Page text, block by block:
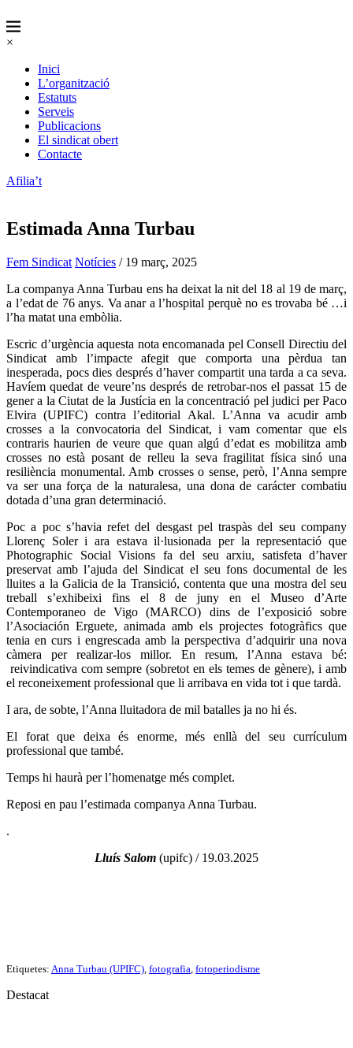
×
Inici
L’organització
Estatuts
Serveis
Publicacions
El sindicat obert
Contacte
Afilia’t
Estimada Anna Turbau
Fem Sindicat Notícies / 19 març, 2025
La companya Anna Turbau ens ha deixat la nit del 18 al 19 de març,
a l’edat de 76 anys. Va anar a l’hospital perquè no es trovaba bé …i
l’ha matat una embòlia.
Escric d’urgència aquesta nota encomanada pel Consell Directiu del
Sindicat amb l’impacte afegit que comporta una pèrdua tan
inesperada, pocs dies després d’haver compartit una tarda a ca seva.
Havíem quedat de veure’ns després de retrobar-nos el passat 15 de
gener a la Ciutat de la Justícia en la concentració pel judici per Paco
Elvira (UPIFC) contra l’editorial Akal. L’Anna va acudir amb
crosses a la convocatoria del Sindicat, i vam comentar que els
contraris haurien de veure que quan algú d’edat es mobilitza amb
crosses no està posant de relleu la seva fragilitat física sinó una
resiliència monumental. Amb crosses o sense, però, l’Anna sempre
va ser una força de la naturalesa, una dona de carácter combatiu
dotada d’una gran determinació.
Poc a poc s’havia refet del desgast pel traspàs del seu company
Llorenç Soler i ara estava il·lusionada per la representació que
Photographic Social Visions fa del seu arxiu, satisfeta d’haver
preservat amb l’ajuda del Sindicat el seu fons documental de les
lluites a la Galicia de la Transició, contenta que una mostra del seu
treball s’exhibeixi fins el 8 de juny en el Museo d’Arte
Contemporaneo de Vigo (MARCO) dins de l’exposició sobre
l’Asociación Erguete, animada amb els projectes fotogràfics que
tenia en curs i engrescada amb la perspectiva d’adquirir una nova
càmera per realizar-los millor. En resum, l’Anna estava bé:
reivindicativa com sempre (sobretot en els temes de gènere), i amb
el reconeixement professional que li arribava en vida tot i que tardà.
I ara, de sobte, l’Anna lluitadora de mil batalles ja no hi és.
El forat que deixa és enorme, més enllà del seu currículum
professional que també.
Temps hi haurà per l’homenatge més complet.
Reposi en pau l’estimada companya Anna Turbau.
.
Lluís Salom (upifc) / 19.03.2025
Etiquetes: Anna Turbau (UPIFC) fotografia fotoperiodisme
Destacat